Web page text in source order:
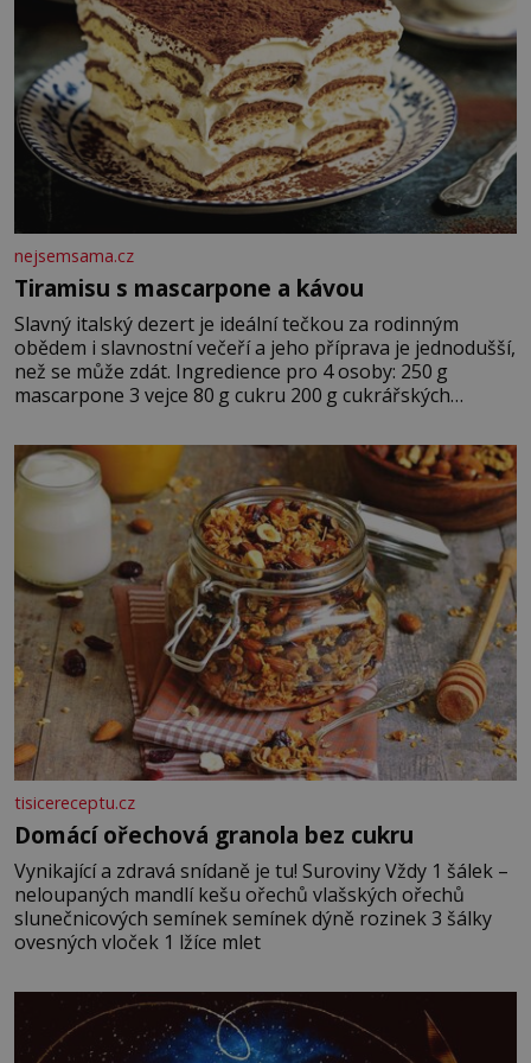
nejsemsama.cz
Tiramisu s mascarpone a kávou
Slavný italský dezert je ideální tečkou za rodinným
obědem i slavnostní večeří a jeho příprava je jednodušší,
než se může zdát. Ingredience pro 4 osoby: 250 g
mascarpone 3 vejce 80 g cukru 200 g cukrářských
posypání Postup: Oddělte žloutky od bílků. Žloutky
vyšlehejte s cukrem do světlé pěny a postupně do nich
vmíchejte mascarpone, aby vznikl hladký
tisicereceptu.cz
Domácí ořechová granola bez cukru
Vynikající a zdravá snídaně je tu! Suroviny Vždy 1 šálek –
neloupaných mandlí kešu ořechů vlašských ořechů
slunečnicových semínek semínek dýně rozinek 3 šálky
ovesných vloček 1 lžíce mlet